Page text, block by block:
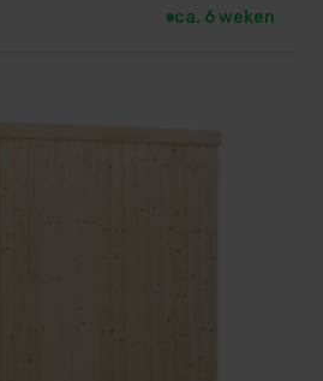
ca. 6 weken